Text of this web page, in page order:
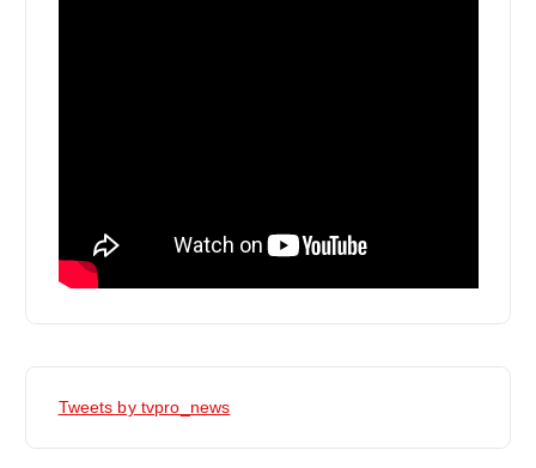
Tweets by tvpro_news